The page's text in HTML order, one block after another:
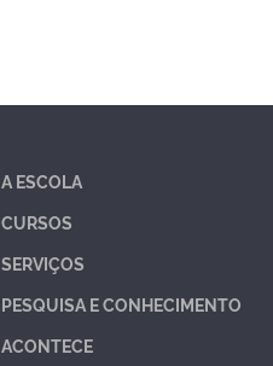
A ESCOLA
CURSOS
SERVIÇOS
PESQUISA E CONHECIMENTO
ACONTECE